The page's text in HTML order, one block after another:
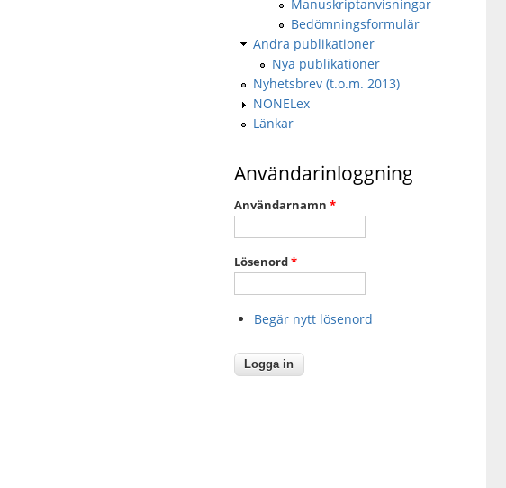
Manuskriptanvisningar
Bedömningsformulär
Andra publikationer
Nya publikationer
Nyhetsbrev (t.o.m. 2013)
NONELex
Länkar
Användarinloggning
Användarnamn *
Lösenord*
Begär nytt lösenord